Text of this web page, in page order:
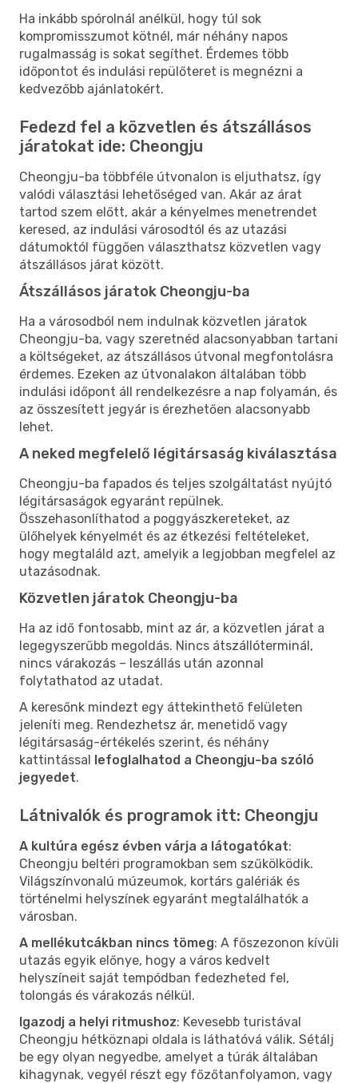
Ha inkább spórolnál anélkül, hogy túl sok
kompromisszumot kötnél, már néhány napos
rugalmasság is sokat segíthet. Érdemes több
időpontot és indulási repülőteret is megnézni a
kedvezőbb ajánlatokért.
Fedezd fel a közvetlen és átszállásos
járatokat ide: Cheongju
Cheongju-ba többféle útvonalon is eljuthatsz, így
valódi választási lehetőséged van. Akár az árat
tartod szem előtt, akár a kényelmes menetrendet
keresed, az indulási városodtól és az utazási
dátumoktól függően választhatsz közvetlen vagy
átszállásos járat között.
Átszállásos járatok Cheongju-ba
Ha a városodból nem indulnak közvetlen járatok
Cheongju-ba, vagy szeretnéd alacsonyabban tartani
a költségeket, az átszállásos útvonal megfontolásra
érdemes. Ezeken az útvonalakon általában több
indulási időpont áll rendelkezésre a nap folyamán, és
az összesített jegyár is érezhetően alacsonyabb
lehet.
A neked megfelelő légitársaság kiválasztása
Cheongju-ba fapados és teljes szolgáltatást nyújtó
légitársaságok egyaránt repülnek.
Összehasonlíthatod a poggyászkereteket, az
ülőhelyek kényelmét és az étkezési feltételeket,
hogy megtaláld azt, amelyik a legjobban megfelel az
utazásodnak.
Közvetlen járatok Cheongju-ba
Ha az idő fontosabb, mint az ár, a közvetlen járat a
legegyszerűbb megoldás. Nincs átszállóterminál,
nincs várakozás – leszállás után azonnal
folytathatod az utadat.
A keresőnk mindezt egy áttekinthető felületen
jeleníti meg. Rendezhetsz ár, menetidő vagy
légitársaság-értékelés szerint, és néhány
kattintással lefoglalhatod a Cheongju-ba szóló
jegyedet.
Látnivalók és programok itt: Cheongju
A kultúra egész évben várja a látogatókat:
Cheongju beltéri programokban sem szűkölködik.
Világszínvonalú múzeumok, kortárs galériák és
történelmi helyszínek egyaránt megtalálhatók a
városban.
A mellékutcákban nincs tömeg: A főszezonon kívüli
utazás egyik előnye, hogy a város kedvelt
helyszíneit saját tempódban fedezheted fel,
tolongás és várakozás nélkül.
Igazodj a helyi ritmushoz: Kevesebb turistával
Cheongju hétköznapi oldala is láthatóvá válik. Sétálj
be egy olyan negyedbe, amelyet a túrák általában
kihagynak, vegyél részt egy főzőtanfolyamon, vagy